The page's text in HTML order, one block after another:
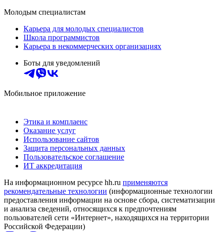
Молодым специалистам
Карьера для молодых специалистов
Школа программистов
Карьера в некоммерческих организациях
Боты для уведомлений
Мобильное приложение
Этика и комплаенс
Оказание услуг
Использование сайтов
Защита персональных данных
Пользовательское соглашение
ИТ аккредитация
На информационном ресурсе hh.ru применяются
рекомендательные технологии (информационные технологии
предоставления информации на основе сбора, систематизации
и анализа сведений, относящихся к предпочтениям
пользователей сети «Интернет», находящихся на территории
Российской Федерации)